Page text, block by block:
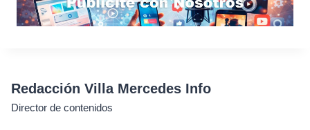
Redacción Villa Mercedes Info
Director de contenidos